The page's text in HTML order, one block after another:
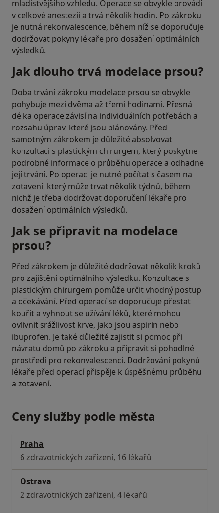
mladistvějšího vzhledu. Operace se obvykle provádí
v celkové anestezii a trvá několik hodin. Po zákroku
je nutná rekonvalescence, během níž se doporučuje
dodržovat pokyny lékaře pro dosažení optimálních
výsledků.
Jak dlouho trvá modelace prsou?
Doba trvání zákroku modelace prsou se obvykle
pohybuje mezi dvěma až třemi hodinami. Přesná
délka operace závisí na individuálních potřebách a
rozsahu úprav, které jsou plánovány. Před
samotným zákrokem je důležité absolvovat
konzultaci s plastickým chirurgem, který poskytne
podrobné informace o průběhu operace a odhadne
její trvání. Po operaci je nutné počítat s časem na
zotavení, který může trvat několik týdnů, během
nichž je třeba dodržovat doporučení lékaře pro
dosažení optimálních výsledků.
Jak se připravit na modelace
prsou?
Před zákrokem je důležité dodržovat několik kroků
pro zajištění optimálního výsledku. Konzultace s
plastickým chirurgem pomůže určit vhodný postup
a očekávání. Před operací se doporučuje přestat
kouřit a vyhnout se užívání léků, které mohou
ovlivnit srážlivost krve, jako jsou aspirin nebo
ibuprofen. Je také důležité zajistit si pomoc při
návratu domů po zákroku a připravit si pohodlné
prostředí pro rekonvalescenci. Dodržování pokynů
lékaře před operací přispěje k úspěšnému průběhu
a zotavení.
Ceny služby podle města
Praha
6 zdravotnických zařízení, 16 lékařů
Ostrava
2 zdravotnických zařízení, 4 lékařů